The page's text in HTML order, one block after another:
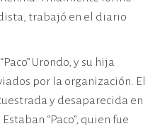
trabajó en el diario
Urondo, y su hija
por la organización. El
y desaparecida en
“Paco”, quien fue